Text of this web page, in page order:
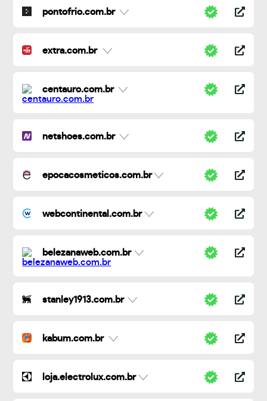
pontofrio.com.br
extra.com.br
centauro.com.br
netshoes.com.br
epocacosmeticos.com.br
webcontinental.com.br
belezanaweb.com.br
stanley1913.com.br
kabum.com.br
loja.electrolux.com.br